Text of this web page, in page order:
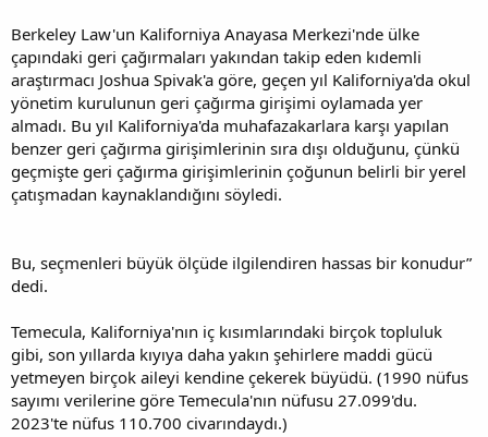
Berkeley Law'un Kaliforniya Anayasa Merkezi'nde ülke
çapındaki geri çağırmaları yakından takip eden kıdemli
araştırmacı Joshua Spivak'a göre, geçen yıl Kaliforniya'da okul
yönetim kurulunun geri çağırma girişimi oylamada yer
almadı. Bu yıl Kaliforniya'da muhafazakarlara karşı yapılan
benzer geri çağırma girişimlerinin sıra dışı olduğunu, çünkü
geçmişte geri çağırma girişimlerinin çoğunun belirli bir yerel
çatışmadan kaynaklandığını söyledi.
Bu, seçmenleri büyük ölçüde ilgilendiren hassas bir konudur”
dedi.
Temecula, Kaliforniya'nın iç kısımlarındaki birçok topluluk
gibi, son yıllarda kıyıya daha yakın şehirlere maddi gücü
yetmeyen birçok aileyi kendine çekerek büyüdü. (1990 nüfus
sayımı verilerine göre Temecula'nın nüfusu 27.099'du.
2023'te nüfus 110.700 civarındaydı.)